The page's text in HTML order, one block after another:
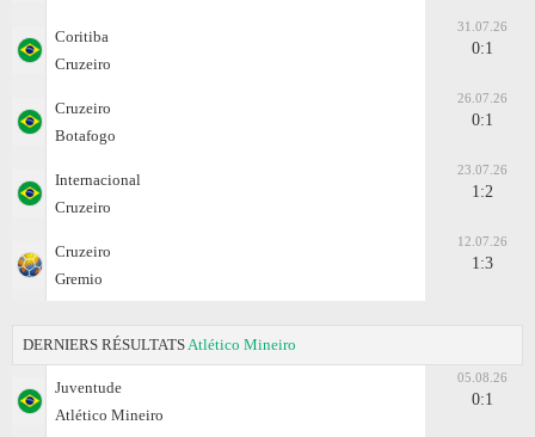
Coritiba
Cruzeiro
31.07.26
0:1
Cruzeiro
Botafogo
26.07.26
0:1
Internacional
Cruzeiro
23.07.26
1:2
Cruzeiro
Gremio
12.07.26
1:3
DERNIERS RÉSULTATS Atlético Mineiro
Juventude
Atlético Mineiro
05.08.26
0:1